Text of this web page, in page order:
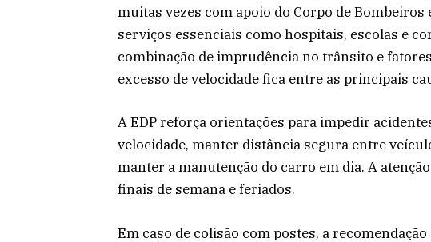
muitas vezes com apoio do Corpo de
serviços essenciais como hospitais, escolas e
combinação de imprudência no trânsito e
excesso de velocidade fica entre as principais
A EDP reforça orientações para impedir
velocidade, manter distância segura entre
manter a manutenção do carro em dia. A
finais de semana e feriados.
Em caso de colisão com postes, a